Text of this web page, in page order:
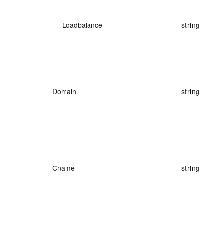
Loadbalance string
Domain string
Cname string